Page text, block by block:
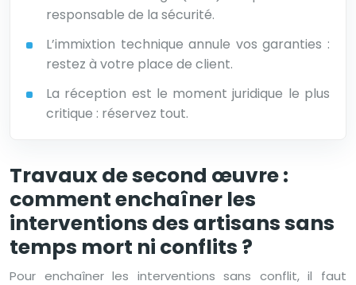
responsable de la sécurité.
L’immixtion technique annule vos garanties :
restez à votre place de client.
La réception est le moment juridique le plus
critique : réservez tout.
Travaux de second œuvre :
comment enchaîner les
interventions des artisans sans
temps mort ni conflits ?
Pour enchaîner les interventions sans conflit, il faut